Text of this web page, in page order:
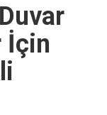
İçin